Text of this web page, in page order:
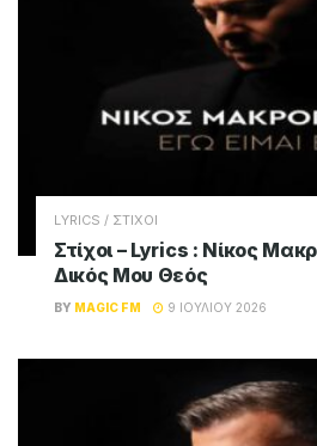
LYRICS / ΣΤΙΧΟΙ
Στίχοι – Lyrics : Νίκος
Δικός Μου Θεός
BY MAGIC FM 9 ΙΟΥΛΊΟΥ 2026